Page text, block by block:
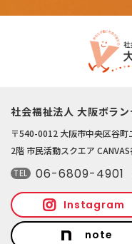
社会福祉法人 大阪ボラ
〒540-0012 大阪市中央区谷町
2階 市民活動スクエア
TEL 06-6809-4901
Instagram
note